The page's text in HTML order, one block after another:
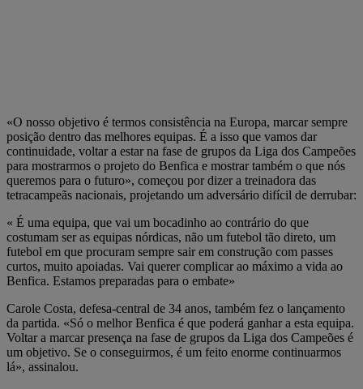
«O nosso objetivo é termos consistência na Europa, marcar sempre
posição dentro das melhores equipas. É a isso que vamos dar
continuidade, voltar a estar na fase de grupos da Liga dos Campeões
para mostrarmos o projeto do Benfica e mostrar também o que nós
queremos para o futuro», começou por dizer a treinadora das
tetracampeãs nacionais, projetando um adversário difícil de derrubar:
« É uma equipa, que vai um bocadinho ao contrário do que
costumam ser as equipas nórdicas, não um futebol tão direto, um
futebol em que procuram sempre sair em construção com passes
curtos, muito apoiadas. Vai querer complicar ao máximo a vida ao
Benfica. Estamos preparadas para o embate»
Carole Costa, defesa-central de 34 anos, também fez o lançamento
da partida. «Só o melhor Benfica é que poderá ganhar a esta equipa.
Voltar a marcar presença na fase de grupos da Liga dos Campeões é
um objetivo. Se o conseguirmos, é um feito enorme continuarmos
lá», assinalou.